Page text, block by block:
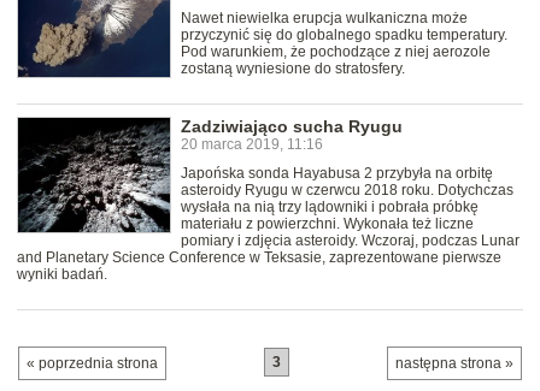
Nawet niewielka erupcja wulkaniczna może
przyczynić się do globalnego spadku temperatury.
Pod warunkiem, że pochodzące z niej aerozole
zostaną wyniesione do stratosfery.
Zadziwiająco sucha Ryugu
20 marca 2019, 11:16
Japońska sonda Hayabusa 2 przybyła na orbitę
asteroidy Ryugu w czerwcu 2018 roku. Dotychczas
wysłała na nią trzy lądowniki i pobrała próbkę
materiału z powierzchni. Wykonała też liczne
pomiary i zdjęcia asteroidy. Wczoraj, podczas Lunar
and Planetary Science Conference w Teksasie, zaprezentowane pierwsze
wyniki badań.
« poprzednia strona następna strona »
3